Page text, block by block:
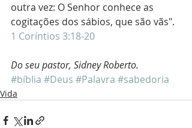
outra vez: O Senhor conhece as
cogitações dos sábios, que são vãs".
1 Coríntios 3:18-20
Do seu pastor, Sidney Roberto.
#bíblia #Deus #Palavra #sabedoria
Vida